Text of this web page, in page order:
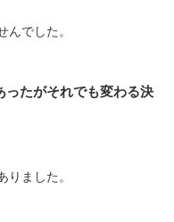
でした。
たがそれでも変わる決
ました。